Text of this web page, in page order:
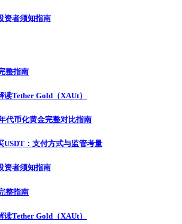
资者须知指南
整指南
Tether Gold（XAUt）
代币化黄金完整对比指南
USDT：支付方式与监管考量
资者须知指南
整指南
Tether Gold（XAUt）